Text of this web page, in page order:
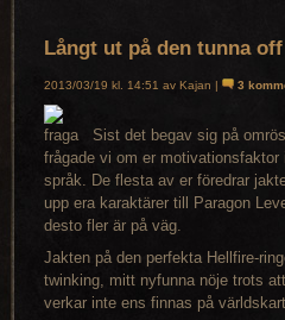
Långt ut på den tunna
2013/03/19 kl. 14:51 av Kajan | 3
Sist det begav sig på
frågade vi om er
språk. De flesta av er föredrar
upp era karaktärer till Paragon
desto fler är på väg.
Jakten på den perfekta Hellfire-
twinking, mitt nyfunna nöje trots
verkar inte ens finnas på